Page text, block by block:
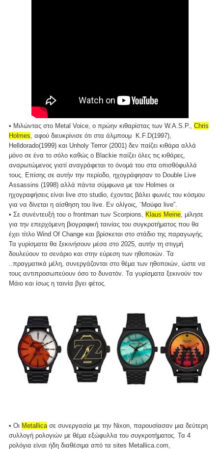
• Μιλώντας στο Metal Voice, ο πρώην κιθαρίστας των W.A.S.P., Chris
Holmes, αφού διευκρίνισε ότι στα άλμπουμ K.F.D(1997),
Helldorado(1999) και Unholy Terror (2001) δεν παίζει κιθάρα αλλά
μόνο σε ένα το σόλο καθώς ο Blackie παίζει όλες τις κιθάρες,
αναρωτώμενος γιατί αναγράφεται το όνομά του στα οπισθόφυλλά
τους. Επίσης σε αυτήν την περίοδο, ηχογράφησαν το Double Live
Assassins (1998) αλλά πάντα σύμφωνα με τον Holmes οι
ηχογραφήσεις είναι live στο studio, έχοντας βάλει φωνές του κόσμου
για να δίνεται η αίσθηση του live. Εν ολίγοις, ¨Μούφα live”.
• Σε συνέντευξή του ο frontman των Scorpions, Klaus Meine, μίλησε
για την επερχόμενη βιογραφική ταινίας του συγκροτήματος που θα
έχει τίτλο Wind Of Change και βρίσκεται στο στάδιο της παραγωγής.
Τα γυρίσματα θα ξεκινήσουν μέσα στο 2025, αυτήν τη στιγμή
δουλεύουν το σενάριο και στην εύρεση των ηθοποιών. Τα
..πραγματικά μέλη, συνεργάζονται στο θέμα των ηθοποιών, ώστε να
τους αντιπροσωπεύουν όσο το δυνατόν. Τα γυρίσματα ξεκινούν τον
Μάιο και ίσως η ταινία βγει φέτος.
• Οι Metallicaσε συνεργασία με την Nixon, παρουσίασαν μια δεύτερη
συλλογή ρολογιών με θέμα εξώφυλλα του συγκροτήματος. Τα 4
ρολόγια είναι ήδη διαθέσιμα από τα sites Metallica.com,